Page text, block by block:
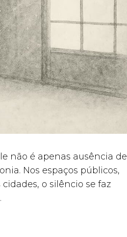
não é apenas ausência de
Nos espaços públicos,
o silêncio se faz